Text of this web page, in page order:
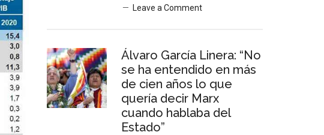
Leave a Comment
Álvaro García Linera: “No
se ha entendido en más
de cien años lo que
quería decir Marx
cuando hablaba del
Estado”